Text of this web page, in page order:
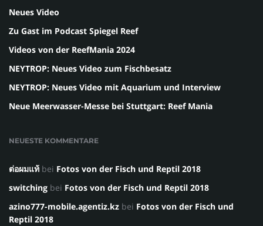
Neues Video
Zu Gast im Podcast Spiegel Reef
Videos von der ReefMania 2024
NEYTROP: Neues Video zum Fischbesatz
NEYTROP: Neues Video mit Aquarium und Interview
Neue Meerwasser-Messe bei Stuttgart: Reef Mania
NEUESTE KOMMENTARE
ต่อผมแท้ bei Fotos von der Fisch und Reptil 2018
switching bei Fotos von der Fisch und Reptil 2018
azino777-mobile.agentiz.kz bei Fotos von der Fisch und
Reptil 2018